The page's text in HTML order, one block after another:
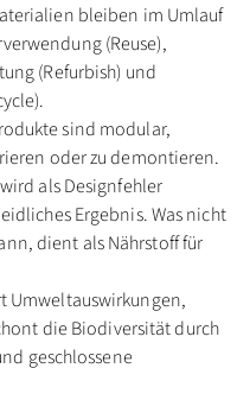
bleiben im Umlauf
(Reuse),
(Refurbish) und
sind modular,
oder zu demontieren.
als Designfehler
Ergebnis. Was nicht
dient als Nährstoff für
Umweltauswirkungen,
die Biodiversität durch
geschlossene